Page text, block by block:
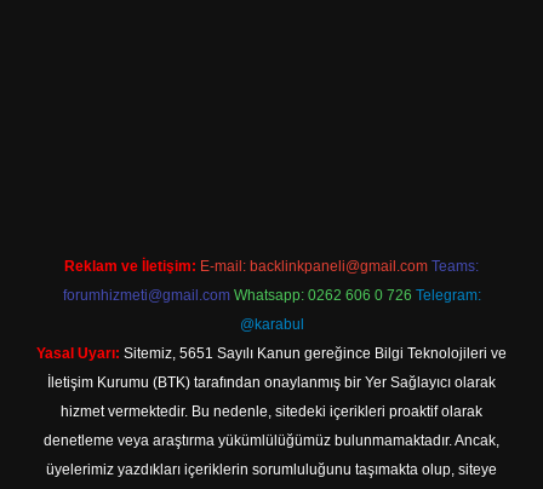
Reklam ve İletişim: E-mail: backlinkpaneli@gmail.com Teams:
forumhizmeti@gmail.com Whatsapp: 0262 606 0 726 Telegram:
@karabul
Yasal Uyarı: Sitemiz, 5651 Sayılı Kanun gereğince Bilgi Teknolojileri ve
İletişim Kurumu (BTK) tarafından onaylanmış bir Yer Sağlayıcı olarak
hizmet vermektedir. Bu nedenle, sitedeki içerikleri proaktif olarak
denetleme veya araştırma yükümlülüğümüz bulunmamaktadır. Ancak,
üyelerimiz yazdıkları içeriklerin sorumluluğunu taşımakta olup, siteye